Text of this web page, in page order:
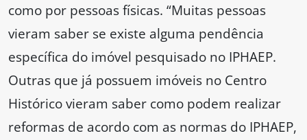
como por pessoas físicas. “Muitas pessoas
vieram saber se existe alguma pendência
específica do imóvel pesquisado no IPHAEP.
Outras que já possuem imóveis no Centro
Histórico vieram saber como podem realizar
reformas de acordo com as normas do IPHAEP,